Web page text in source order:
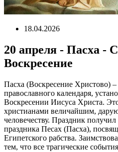
18.04.2026
20 апреля - Пасха -
Воскресение
Пасха (Воскресение Христово)
православного календаря,
Воскресении Иисуса Христа.
христианами величайшим,
человечеству. Праздник получил
праздника Песах (Пасха),
Египетского рабства.
тем, что все трагические